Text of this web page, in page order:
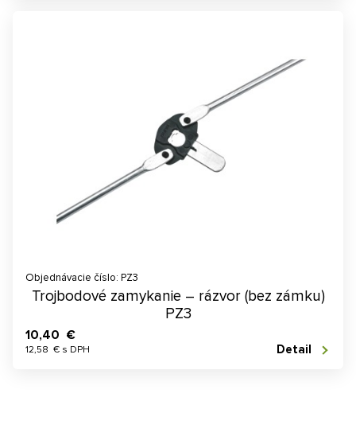
Objednávacie číslo: PZ3
Trojbodové zamykanie – rázvor (bez zámku)
PZ3
10,40 €
12,58 € s DPH Detail